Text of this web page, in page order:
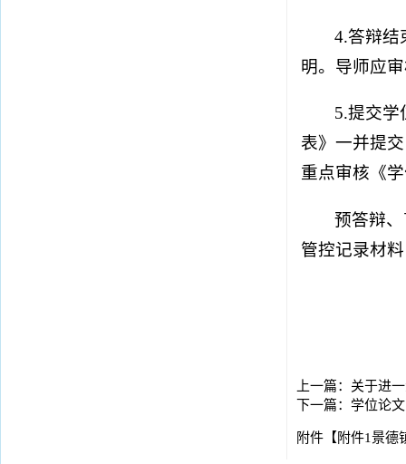
4.答辩结
明。导师应
5.提交学
表》一并提
重点审核《
预答辩
管控记录材
上一篇： 关于进
下一篇： 学位论
附件【 附件1景德